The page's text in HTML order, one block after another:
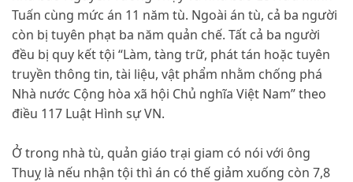
Tuấn cùng mức án 11 năm tù. Ngoài án tù, cả ba người
còn bị tuyên phạt ba năm quản chế. Tất cả ba người
đều bị quy kết tội “Làm, tàng trữ, phát tán hoặc tuyên
truyền thông tin, tài liệu, vật phẩm nhằm chống phá
Nhà nước Cộng hòa xã hội Chủ nghĩa Việt Nam” theo
điều 117 Luật Hình sự VN.
Ở trong nhà tù, quản giáo trại giam có nói với ông
Thuỵ là nếu nhận tội thì án có thế giảm xuống còn 7,8